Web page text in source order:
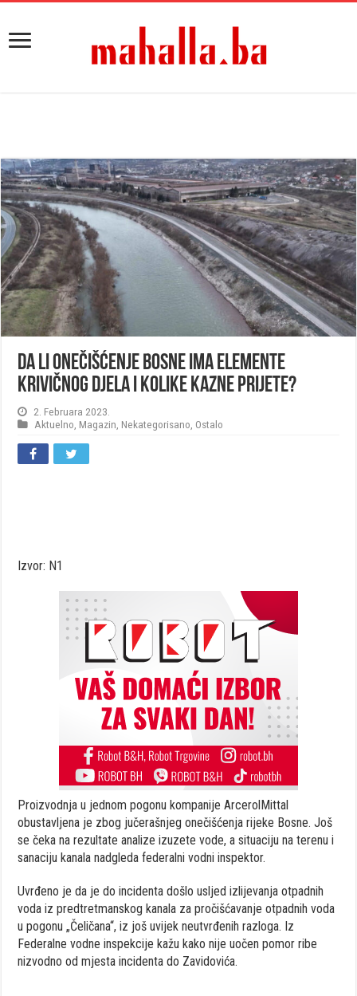
Da li onečišćenje Bosne ima elemente
krivičnog djela i kolike kazne prijete?
2. Februara 2023.
Aktuelno Magazin Nekategorisano Ostalo
Izvor: N1
Proizvodnja u jednom pogonu kompanije ArcerolMittal
obustavljena je zbog jučerašnjeg onečišćenja rijeke Bosne. Još
se čeka na rezultate analize izuzete vode, a situaciju na terenu i
sanaciju kanala nadgleda federalni vodni inspektor.
Uvrđeno je da je do incidenta došlo usljed izlijevanja otpadnih
voda iz predtretmanskog kanala za pročišćavanje otpadnih voda
u pogonu „Čeličana“, iz još uvijek neutvrđenih razloga. Iz
Federalne vodne inspekcije kažu kako nije uočen pomor ribe
nizvodno od mjesta incidenta do Zavidovića.